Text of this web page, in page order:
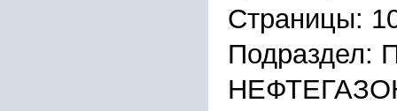
Страницы: